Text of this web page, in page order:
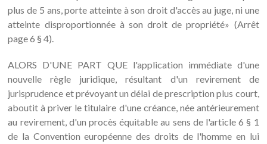
plus de 5 ans, porte atteinte à son droit d'accès au juge, ni une
atteinte disproportionnée à son droit de propriété» (Arrêt
page 6 § 4).
ALORS D'UNE PART QUE l'application immédiate d'une
nouvelle règle juridique, résultant d'un revirement de
jurisprudence et prévoyant un délai de prescription plus court,
aboutit à priver le titulaire d'une créance, née antérieurement
au revirement, d'un procès équitable au sens de l'article 6 § 1
de la Convention européenne des droits de l'homme en lui